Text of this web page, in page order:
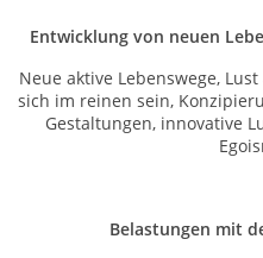
Entwicklung von neuen
Neue aktive Lebenswege,
sich im reinen sein,
Gestaltungen, innovative
Belastungen mit